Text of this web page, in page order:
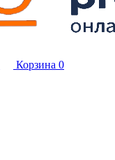
Корзина 0